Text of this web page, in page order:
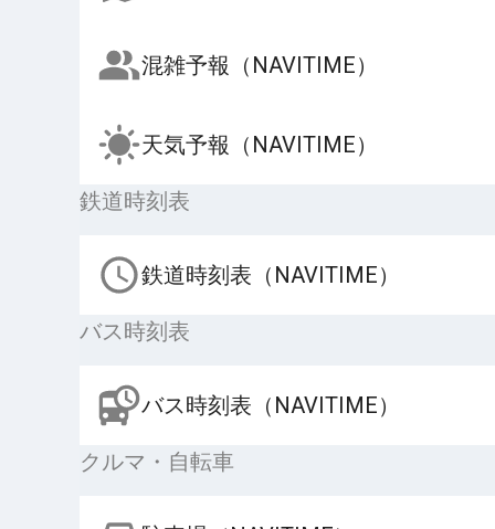
混雑予報（NAVITIME）
天気予報（NAVITIME）
鉄道時刻表
鉄道時刻表（NAVITIME）
バス時刻表
バス時刻表（NAVITIME）
クルマ・自転車